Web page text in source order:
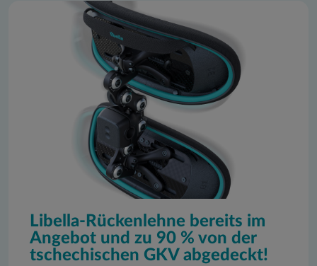
Libella-Rückenlehne bereits im
Angebot und zu 90 % von der
tschechischen GKV abgedeckt!